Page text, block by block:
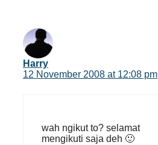
Harry
12 November 2008 at 12:08 pm
wah ngikut to? selamat
mengikuti saja deh 🙂